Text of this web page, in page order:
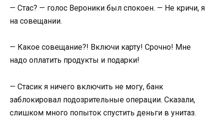
— Стас? — голос Вероники был спокоен. — Не кричи, я
на совещании.
— Какое совещание?! Включи карту! Срочно! Мне
надо оплатить продукты и подарки!
— Стасик я ничего включить не могу, банк
заблокировал подозрительные операции. Сказали,
слишком много попыток спустить деньги в унитаз.